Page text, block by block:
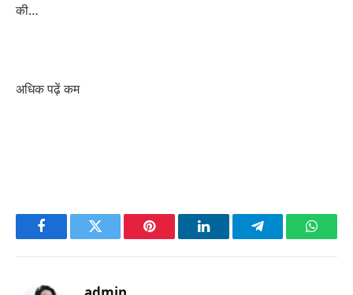
की…
अधिक पढ़ें कम
FacebookTwitter Pinterest LinkedInTelegram